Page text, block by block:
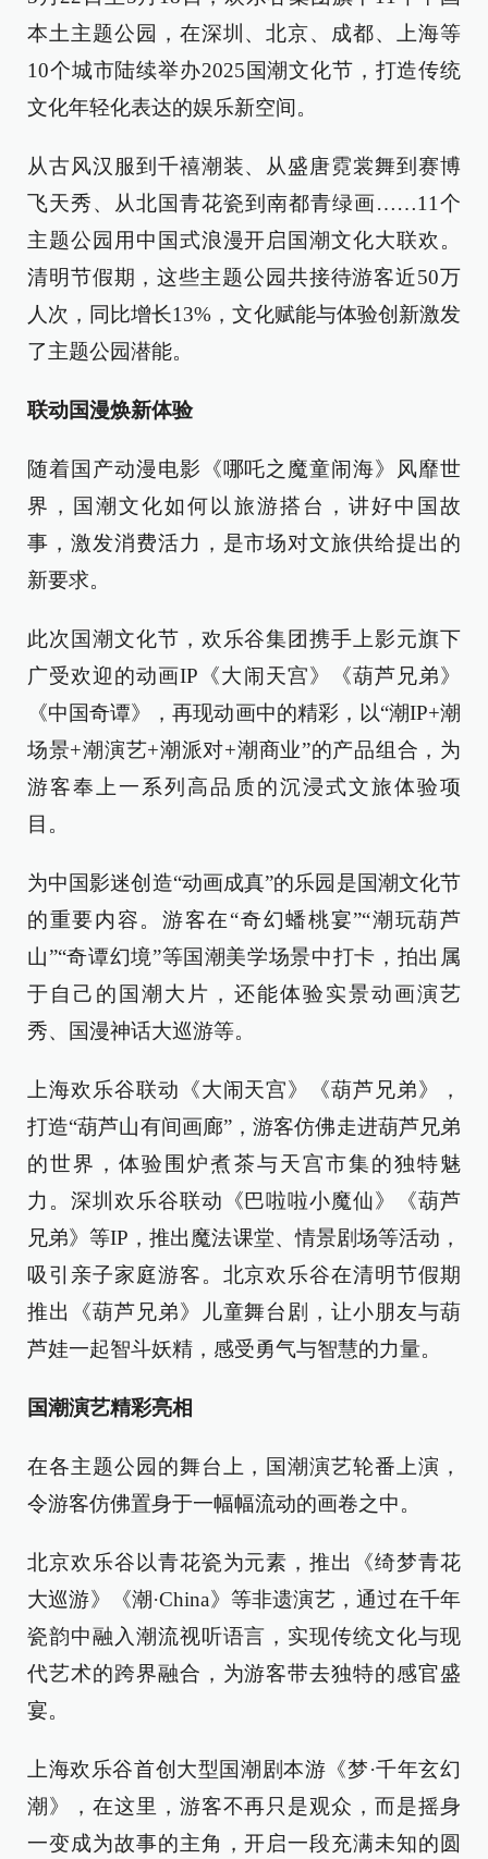
本土主题公园，在深圳、北京、成都、上海等
10个城市陆续举办2025国潮文化节，打造传统
文化年轻化表达的娱乐新空间。
从古风汉服到千禧潮装、从盛唐霓裳舞到赛博
飞天秀、从北国青花瓷到南都青绿画……11个
主题公园用中国式浪漫开启国潮文化大联欢。
清明节假期，这些主题公园共接待游客近50万
人次，同比增长13%，文化赋能与体验创新激发
了主题公园潜能。
联动国漫焕新体验
随着国产动漫电影《哪吒之魔童闹海》风靡世
界，国潮文化如何以旅游搭台，讲好中国故
事，激发消费活力，是市场对文旅供给提出的
新要求。
此次国潮文化节，欢乐谷集团携手上影元旗下
广受欢迎的动画IP《大闹天宫》《葫芦兄弟》
《中国奇谭》，再现动画中的精彩，以“潮IP+潮
场景+潮演艺+潮派对+潮商业”的产品组合，为
游客奉上一系列高品质的沉浸式文旅体验项
目。
为中国影迷创造“动画成真”的乐园是国潮文化节
的重要内容。游客在“奇幻蟠桃宴”“潮玩葫芦
山”“奇谭幻境”等国潮美学场景中打卡，拍出属
于自己的国潮大片，还能体验实景动画演艺
秀、国漫神话大巡游等。
上海欢乐谷联动《大闹天宫》《葫芦兄弟》，
打造“葫芦山有间画廊”，游客仿佛走进葫芦兄弟
的世界，体验围炉煮茶与天宫市集的独特魅
力。深圳欢乐谷联动《巴啦啦小魔仙》《葫芦
兄弟》等IP，推出魔法课堂、情景剧场等活动，
吸引亲子家庭游客。北京欢乐谷在清明节假期
推出《葫芦兄弟》儿童舞台剧，让小朋友与葫
芦娃一起智斗妖精，感受勇气与智慧的力量。
国潮演艺精彩亮相
在各主题公园的舞台上，国潮演艺轮番上演，
令游客仿佛置身于一幅幅流动的画卷之中。
北京欢乐谷以青花瓷为元素，推出《绮梦青花
大巡游》《潮·China》等非遗演艺，通过在千年
瓷韵中融入潮流视听语言，实现传统文化与现
代艺术的跨界融合，为游客带去独特的感官盛
宴。
上海欢乐谷首创大型国潮剧本游《梦·千年玄幻
潮》，在这里，游客不再只是观众，而是摇身
一变成为故事的主角，开启一段充满未知的圆